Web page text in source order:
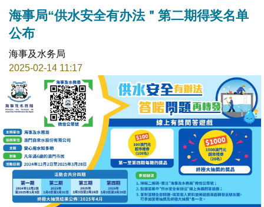
海事局“供水安全有办法＂第二期得奖名单
公布
海事及水务局
2025-02-14 11:17